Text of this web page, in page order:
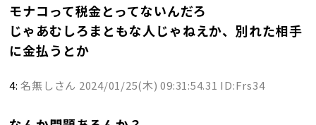
モナコって税金とってないんだろ
じゃあむしろまともな人じゃねえか、別れた相手
に金払うとか
4:名無しさん 2024/01/25(木) 09:31:54.31 ID:Frs34